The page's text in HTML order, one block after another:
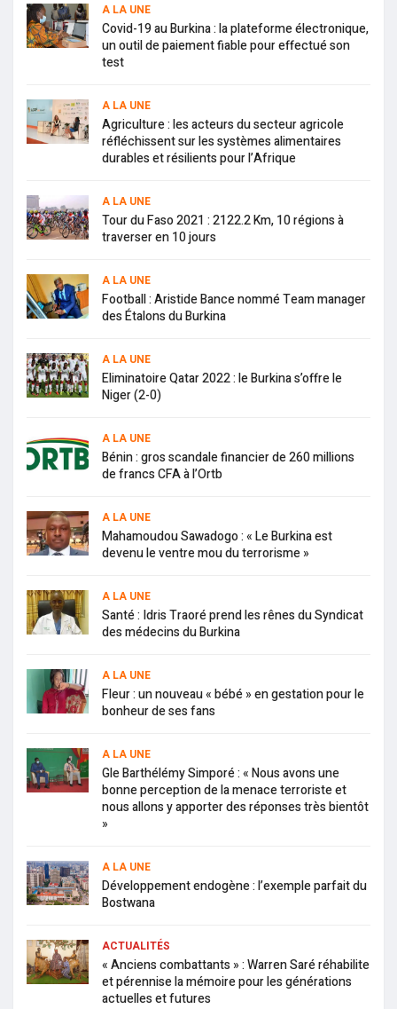
A LA UNE
Covid-19 au Burkina : la plateforme électronique,
un outil de paiement fiable pour effectué son
test
A LA UNE
Agriculture : les acteurs du secteur agricole
réfléchissent sur les systèmes alimentaires
durables et résilients pour l’Afrique
A LA UNE
Tour du Faso 2021 : 2122.2 Km, 10 régions à
traverser en 10 jours
A LA UNE
Football : Aristide Bance nommé Team manager
des Étalons du Burkina
A LA UNE
Eliminatoire Qatar 2022 : le Burkina s’offre le
Niger (2-0)
A LA UNE
Bénin : gros scandale financier de 260 millions
de francs CFA à l’Ortb
A LA UNE
Mahamoudou Sawadogo : « Le Burkina est
devenu le ventre mou du terrorisme »
A LA UNE
Santé : Idris Traoré prend les rênes du Syndicat
des médecins du Burkina
A LA UNE
Fleur : un nouveau « bébé » en gestation pour le
bonheur de ses fans
A LA UNE
Gle Barthélémy Simporé : « Nous avons une
bonne perception de la menace terroriste et
nous allons y apporter des réponses très bientôt
»
A LA UNE
Développement endogène : l’exemple parfait du
Bostwana
ACTUALITÉS
« Anciens combattants » : Warren Saré réhabilite
et pérennise la mémoire pour les générations
actuelles et futures